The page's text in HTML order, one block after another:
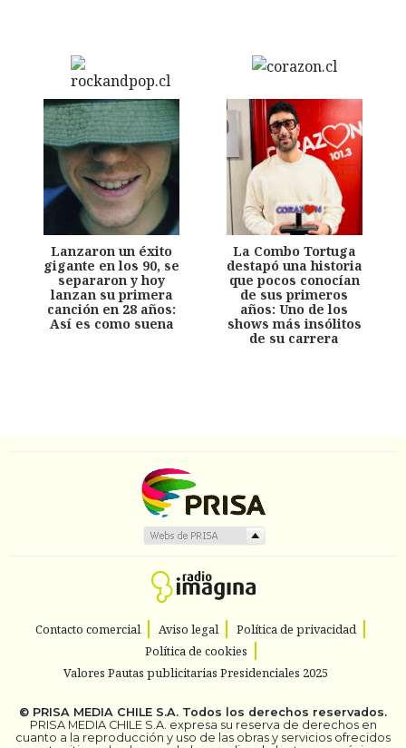
Lanzaron un éxito
gigante en los 90, se
separaron y hoy
lanzan su primera
canción en 28 años:
Así es como suena
La Combo Tortuga
destapó una historia
que pocos conocían
de sus primeros
años: Uno de los
shows más insólitos
de su carrera
Contacto comercial Aviso legal
Política de privacidad
Política de cookies
Valores Pautas publicitarias Presidenciales 2025
© PRISA MEDIA CHILE S.A. Todos los derechos reservados.
PRISA MEDIA CHILE S.A. expresa su reserva de derechos en
cuanto a la reproducción y uso de las obras y servicios ofrecidos